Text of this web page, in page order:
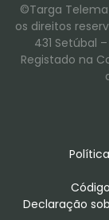
©Targa
os direitos
431 Setúbal
Registado na
Declaração